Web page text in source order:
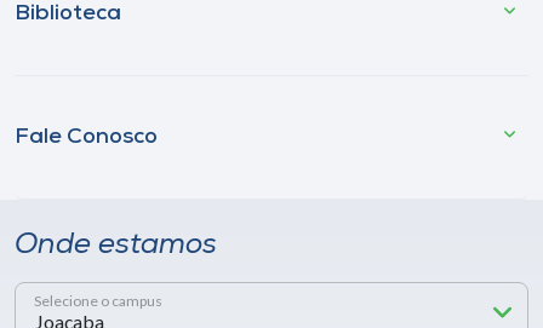
Biblioteca
Fale Conosco
Onde estamos
Selecione o campus